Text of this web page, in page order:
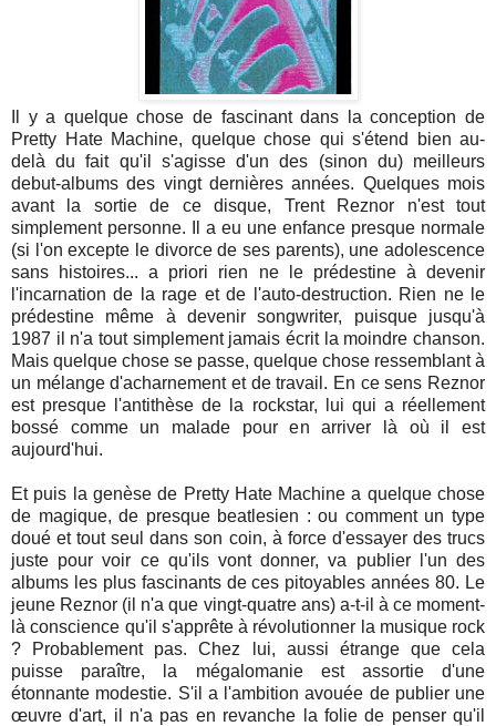
Il y a quelque chose de fascinant dans la conception de
Pretty Hate Machine, quelque chose qui s'étend bien au-
delà du fait qu'il s'agisse d'un des (sinon du) meilleurs
debut-albums des vingt dernières années. Quelques mois
avant la sortie de ce disque, Trent Reznor n'est tout
simplement personne. Il a eu une enfance presque normale
(si l'on excepte le divorce de ses parents), une adolescence
sans histoires... a priori rien ne le prédestine à devenir
l'incarnation de la rage et de l'auto-destruction. Rien ne le
prédestine même à devenir songwriter, puisque jusqu'à
1987 il n'a tout simplement jamais écrit la moindre chanson.
Mais quelque chose se passe, quelque chose ressemblant à
un mélange d'acharnement et de travail. En ce sens Reznor
est presque l'antithèse de la rockstar, lui qui a réellement
bossé comme un malade pour en arriver là où il est
aujourd'hui.
Et puis la genèse de Pretty Hate Machine a quelque chose
de magique, de presque beatlesien : ou comment un type
doué et tout seul dans son coin, à force d'essayer des trucs
juste pour voir ce qu'ils vont donner, va publier l'un des
albums les plus fascinants de ces pitoyables années 80. Le
jeune Reznor (il n'a que vingt-quatre ans) a-t-il à ce moment-
là conscience qu'il s'apprête à révolutionner la musique rock
? Probablement pas. Chez lui, aussi étrange que cela
puisse paraître, la mégalomanie est assortie d'une
étonnante modestie. S'il a l'ambition avouée de publier une
œuvre d'art, il n'a pas en revanche la folie de penser qu'il